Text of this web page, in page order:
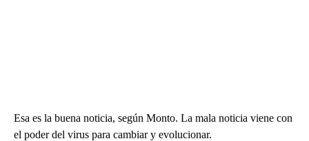
Esa es la buena noticia, según Monto. La mala noticia viene con
el poder del virus para cambiar y evolucionar.